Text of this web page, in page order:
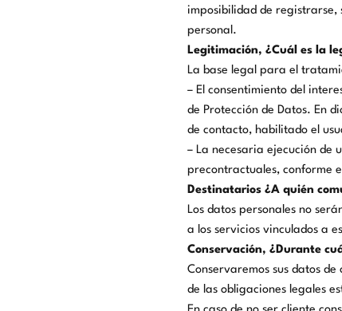
imposibilidad de registrarse,
personal.
Legitimación, ¿Cuál es la
La base legal para el
– El consentimiento del
de Protección de Datos. En
de contacto, habilitado el
– La necesaria ejecución de
precontractuales, conforme
Destinatarios ¿A quién
Los datos personales no
a los servicios vinculados a
Conservación, ¿Durante
Conservaremos sus datos
de las obligaciones legales